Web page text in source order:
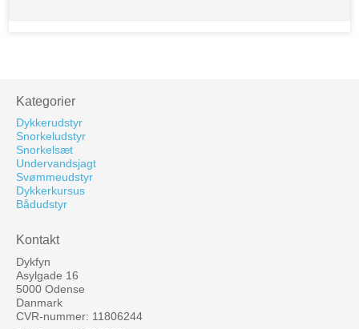
Kategorier
Dykkerudstyr
Snorkeludstyr
Snorkelsæt
Undervandsjagt
Svømmeudstyr
Dykkerkursus
Bådudstyr
Kontakt
Dykfyn
Asylgade 16
5000 Odense
Danmark
CVR-nummer: 11806244